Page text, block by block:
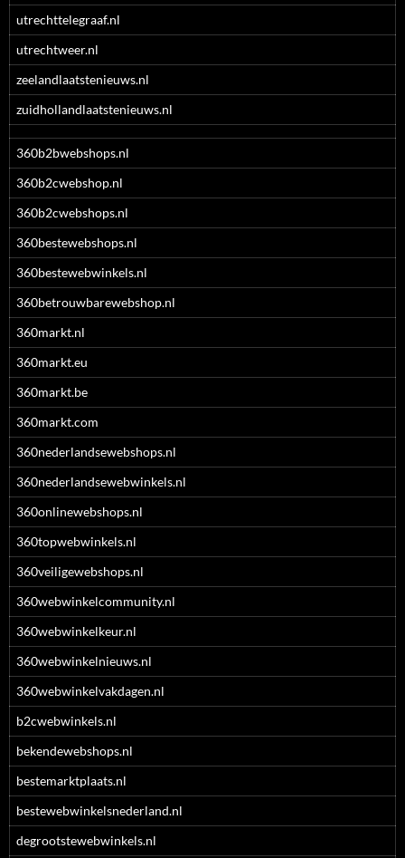
utrechttelegraaf.nl
utrechtweer.nl
zeelandlaatstenieuws.nl
zuidhollandlaatstenieuws.nl
360b2bwebshops.nl
360b2cwebshop.nl
360b2cwebshops.nl
360bestewebshops.nl
360bestewebwinkels.nl
360betrouwbarewebshop.nl
360markt.nl
360markt.eu
360markt.be
360markt.com
360nederlandsewebshops.nl
360nederlandsewebwinkels.nl
360onlinewebshops.nl
360topwebwinkels.nl
360veiligewebshops.nl
360webwinkelcommunity.nl
360webwinkelkeur.nl
360webwinkelnieuws.nl
360webwinkelvakdagen.nl
b2cwebwinkels.nl
bekendewebshops.nl
bestemarktplaats.nl
bestewebwinkelsnederland.nl
degrootstewebwinkels.nl